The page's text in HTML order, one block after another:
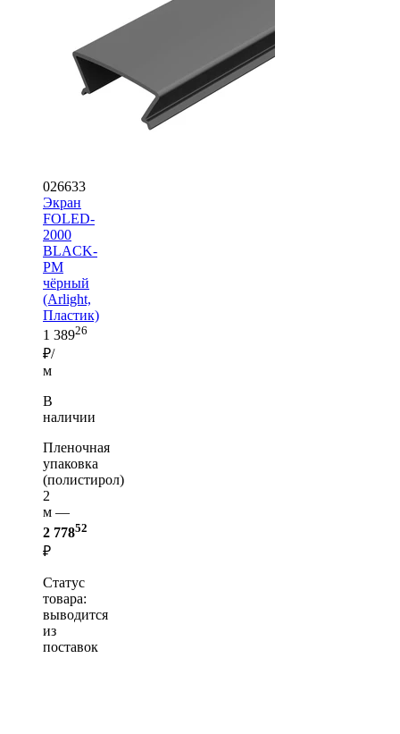
026633
Экран
FOLED-
2000
BLACK-
PM
чёрный
(Arlight,
Пластик)
1 38926
₽/
м
В
наличии
Пленочная
упаковка
(полистирол)
2
м —
2 77852
₽
Статус
товара:
выводится
из
поставок